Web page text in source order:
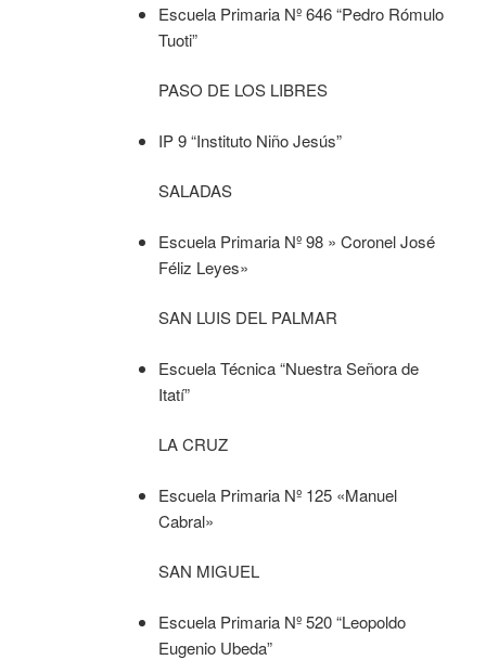
Escuela Primaria Nº 646 “Pedro Rómulo
Tuoti”
PASO DE LOS LIBRES
IP 9 “Instituto Niño Jesús”
SALADAS
Escuela Primaria Nº 98 » Coronel José
Féliz Leyes»
SAN LUIS DEL PALMAR
Escuela Técnica “Nuestra Señora de
Itatí”
LA CRUZ
Escuela Primaria Nº 125 «Manuel
Cabral»
SAN MIGUEL
Escuela Primaria Nº 520 “Leopoldo
Eugenio Ubeda”